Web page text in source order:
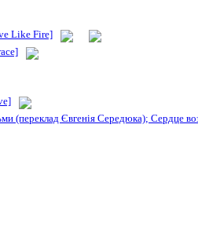
Like Fire]
(переклад Євгенія Середюка); Сердце